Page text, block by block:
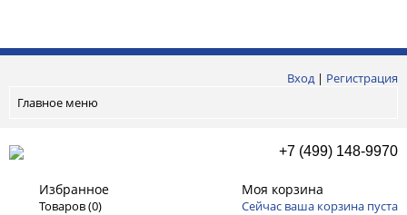
Вход| Регистрация
Главное меню
+7 (499) 148-9970
Избранное
Товаров (0)
Моя корзина
Сейчас ваша корзина пуста